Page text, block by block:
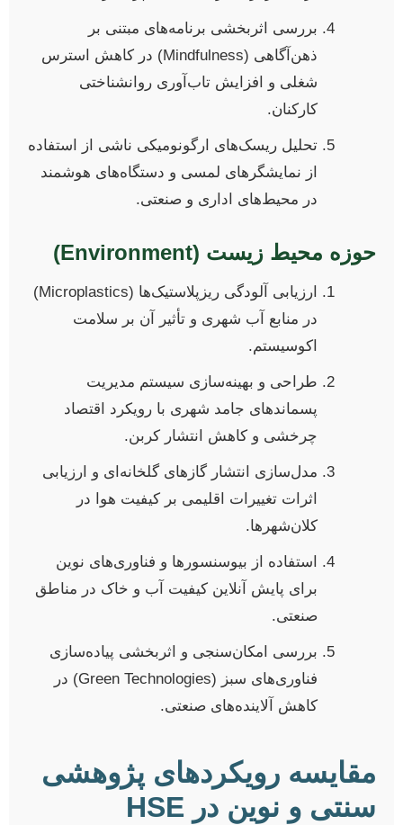
بررسی اثربخشی برنامه‌های مبتنی بر
ذهن‌آگاهی (Mindfulness) در کاهش استرس
شغلی و افزایش تاب‌آوری روانشناختی
کارکنان.
تحلیل ریسک‌های ارگونومیکی ناشی از استفاده
از نمایشگرهای لمسی و دستگاه‌های هوشمند
در محیط‌های اداری و صنعتی.
حوزه محیط زیست (Environment)
ارزیابی آلودگی ریزپلاستیک‌ها (Microplastics)
در منابع آب شهری و تأثیر آن بر سلامت
اکوسیستم.
طراحی و بهینه‌سازی سیستم مدیریت
پسماندهای جامد شهری با رویکرد اقتصاد
چرخشی و کاهش انتشار کربن.
مدل‌سازی انتشار گازهای گلخانه‌ای و ارزیابی
اثرات تغییرات اقلیمی بر کیفیت هوا در
کلان‌شهرها.
استفاده از بیوسنسورها و فناوری‌های نوین
برای پایش آنلاین کیفیت آب و خاک در مناطق
صنعتی.
بررسی امکان‌سنجی و اثربخشی پیاده‌سازی
فناوری‌های سبز (Green Technologies) در
کاهش آلاینده‌های صنعتی.
مقایسه رویکردهای پژوهشی
سنتی و نوین در HSE